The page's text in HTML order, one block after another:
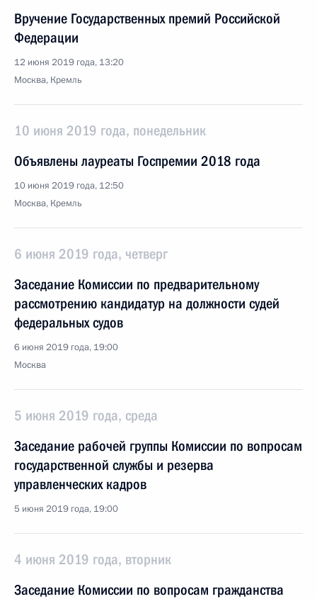
Вручение Государственных премий Российской
Федерации
12 июня 2019 года, 13:20
Москва, Кремль
10 июня 2019 года, понедельник
Объявлены лауреаты Госпремии 2018 года
10 июня 2019 года, 12:50
Москва, Кремль
6 июня 2019 года, четверг
Заседание Комиссии по предварительному
рассмотрению кандидатур на должности судей
федеральных судов
6 июня 2019 года, 19:00
Москва
5 июня 2019 года, среда
Заседание рабочей группы Комиссии по вопросам
государственной службы и резерва
управленческих кадров
5 июня 2019 года, 19:00
4 июня 2019 года, вторник
Заседание Комиссии по вопросам гражданства